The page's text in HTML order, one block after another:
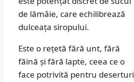
de lămâie, care echilibrează
dulceața siropului.
Este o rețetă fără unt, fără
făină și fără lapte, ceea ce o
face potrivită pentru deserturi